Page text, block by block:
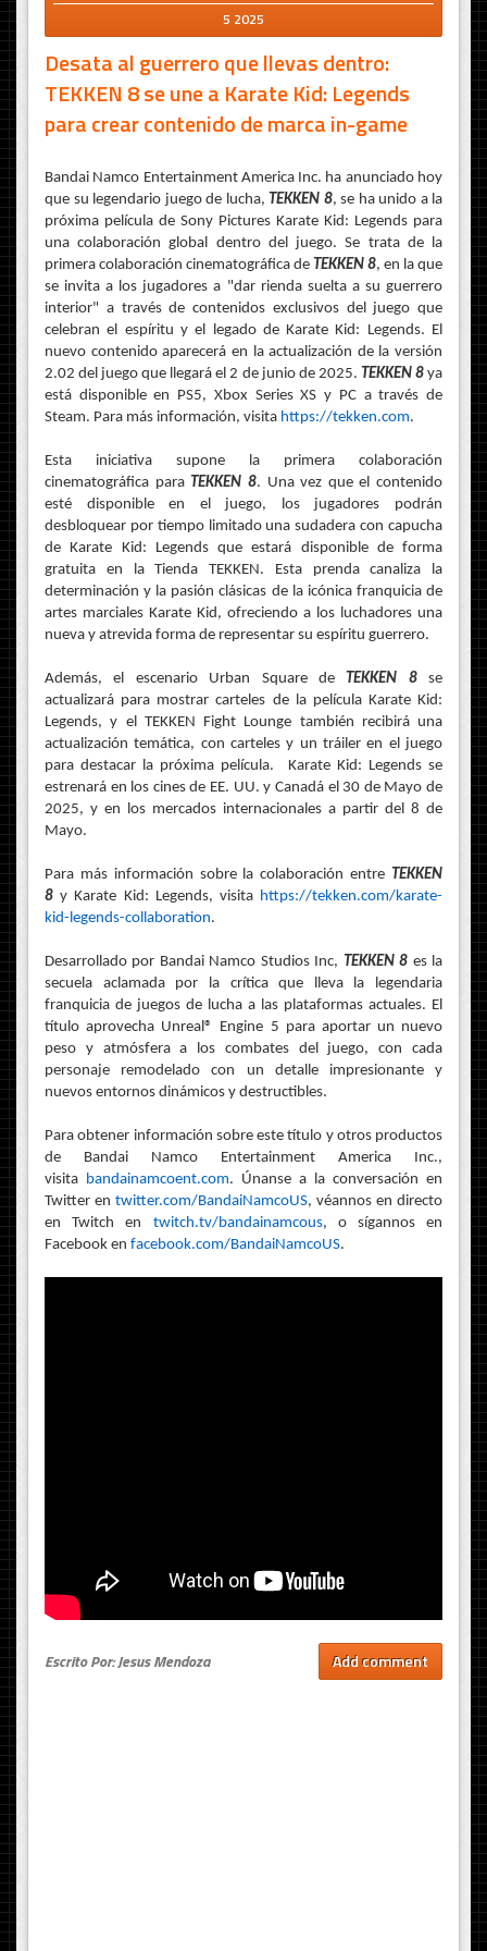
5 2025
Desata al guerrero que llevas dentro:
TEKKEN 8 se une a Karate Kid: Legends
para crear contenido de marca in-game
Bandai Namco Entertainment America Inc. ha anunciado hoy
que su legendario juego de lucha, TEKKEN 8, se ha unido a la
próxima película de Sony Pictures Karate Kid: Legends para
una colaboración global dentro del juego. Se trata de la
primera colaboración cinematográfica de TEKKEN 8, en la que
se invita a los jugadores a "dar rienda suelta a su guerrero
interior" a través de contenidos exclusivos del juego que
celebran el espíritu y el legado de Karate Kid: Legends. El
nuevo contenido aparecerá en la actualización de la versión
2.02 del juego que llegará el 2 de junio de 2025. TEKKEN 8ya
está disponible en PS5, Xbox Series XS y PC a través de
Steam. Para más información, visita https://tekken.com.
Esta iniciativa supone la primera colaboración
cinematográfica para TEKKEN 8. Una vez que el contenido
esté disponible en el juego, los jugadores podrán
desbloquear por tiempo limitado una sudadera con capucha
de Karate Kid: Legends que estará disponible de forma
gratuita en la Tienda TEKKEN. Esta prenda canaliza la
determinación y la pasión clásicas de la icónica franquicia de
artes marciales Karate Kid, ofreciendo a los luchadores una
nueva y atrevida forma de representar su espíritu guerrero.
Además, el escenario Urban Square de TEKKEN 8se
actualizará para mostrar carteles de la película Karate Kid:
Legends, y el TEKKEN Fight Lounge también recibirá una
actualización temática, con carteles y un tráiler en el juego
para destacar la próxima película. Karate Kid: Legends se
estrenará en los cines de EE. UU. y Canadá el 30 de Mayo de
2025, y en los mercados internacionales a partir del 8 de
Mayo.
Para más información sobre la colaboración entre TEKKEN
8 y Karate Kid: Legends, visita https://tekken.com/karate-
kid-legends-collaboration.
Desarrollado por Bandai Namco Studios Inc, TEKKEN 8 es la
secuela aclamada por la crítica que lleva la legendaria
franquicia de juegos de lucha a las plataformas actuales. El
título aprovecha Unreal® Engine 5 para aportar un nuevo
peso y atmósfera a los combates del juego, con cada
personaje remodelado con un detalle impresionante y
nuevos entornos dinámicos y destructibles.
Para obtener información sobre este título y otros productos
de Bandai Namco Entertainment America Inc.,
visita bandainamcoent.com. Únanse a la conversación en
Twitter en twitter.com/BandaiNamcoUS, véannos en directo
en Twitch en twitch.tv/bandainamcous, o sígannos en
Facebook en facebook.com/BandaiNamcoUS.
Escrito Por: Jesus Mendoza Add comment